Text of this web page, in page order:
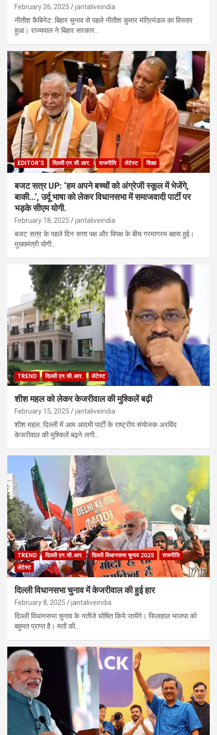
February 26, 2025 jantaliveindia
नीतीश कैबिनेट: बिहार चुनाव से पहले नीतीश कुमार मंत्रिमंडल का विस्तार
हुआ। राज्यपाल ने बिहार सरकार…
EDITOR'S दिल्ली एन.सी.आर. राजनीति लेटेस्ट शिक्षा
बजट सत्र UP: ‘हम अपने बच्चों को अंग्रेजी स्कूल में भेजेंगे,
बाकी…’, उर्दू भाषा को लेकर विधानसभा में समाजवादी पार्टी पर
भड़के सीएम योगी.
February 18, 2025 jantaliveindia
बजट सत्र के पहले दिन सत्ता पक्ष और विपक्ष के बीच गरमागरम बहस हुई।
मुख्यमंत्री योगी…
TREND दिल्ली एन.सी.आर. लेटेस्ट
शीश महल को लेकर केजरीवाल की मुश्किलें बढ़ी
February 15, 2025 jantaliveindia
शीश महल: दिल्ली में आम आदमी पार्टी के राष्ट्रीय संयोजक अरविंद
केजरीवाल की मुश्किलें बढ़ने लगी…
TREND दिल्ली एन.सी.आर. दिल्ली विधानसभा चुनाव 2025
राजनीति
लेटेस्ट
दिल्ली विधानसभा चुनाव में केजरीवाल की हुई हार
February 8, 2025 jantaliveindia
दिल्ली विधानसभा चुनाव के नतीजे घोषित किये जायेंगे। फिलहाल भाजपा को
बहुमत प्राप्त है। मतों की…